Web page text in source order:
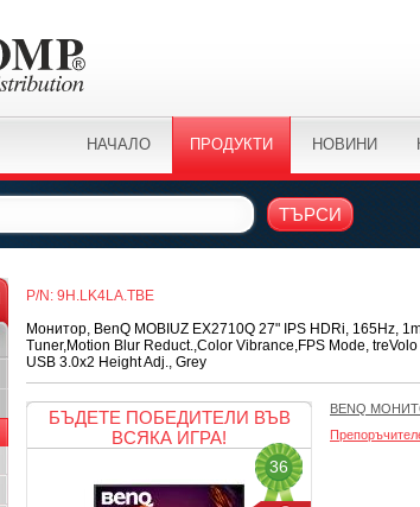
НАЧАЛО ПРОДУКТИ НОВИНИ
ТЪРСИ
P/N: 9H.LK4LA.TBE
Монитор, BenQ MOBIUZ EX2710Q 27" IPS HDRi, 165Hz,
Tuner,Motion Blur Reduct.,Color Vibrance,FPS Mode,
USB 3.0x2 Height Adj., Grey
БЪДЕТЕ ПОБЕДИТЕЛИ ВЪВ
ВСЯКА ИГРА!
36
BENQ